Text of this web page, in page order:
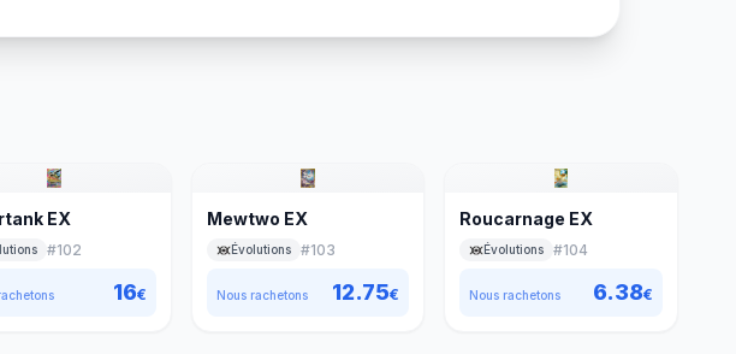
EX
#102
16€
Mewtwo EX
Évolutions #103
Nous rachetons 12.75€
Roucarnage EX
Évolutions #104
Nous rachetons 6.38€